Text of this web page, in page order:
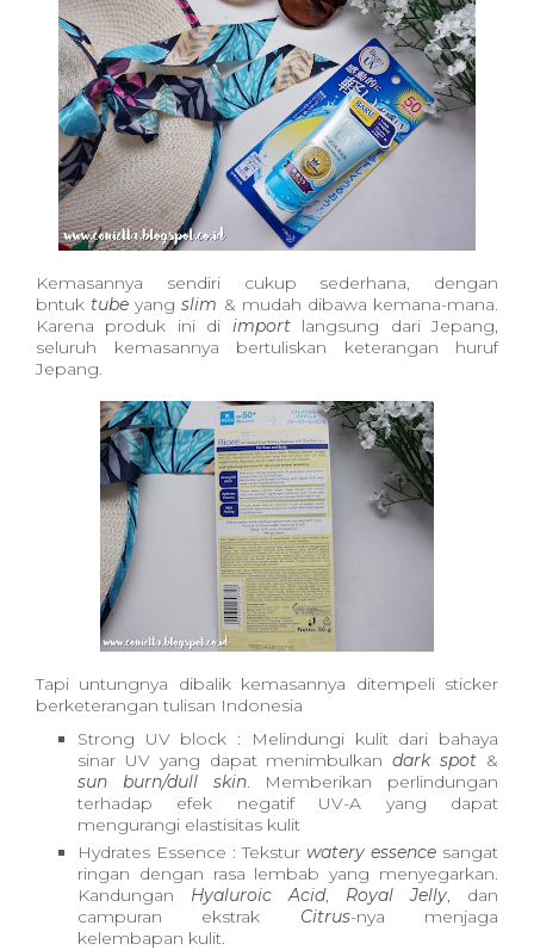
Kemasannya sendiri cukup sederhana, dengan
bntuk tube yang slim & mudah dibawa kemana-mana.
Karena produk ini di import langsung dari Jepang,
seluruh kemasannya bertuliskan keterangan huruf
Jepang.
Tapi untungnya dibalik kemasannya ditempeli sticker
berketerangan tulisan Indonesia
Strong UV block : Melindungi kulit dari bahaya
sinar UV yang dapat menimbulkandark spot &
sun burn/dull skin. Memberikan perlindungan
terhadap efek negatif UV-A yang dapat
mengurangi elastisitas kulit
Hydrates Essence : Tekstur watery essence sangat
ringan dengan rasa lembab yang menyegarkan.
Kandungan Hyaluroic Acid, Royal Jelly, dan
campuran ekstrak Citrus-nya menjaga
kelembapan kulit.